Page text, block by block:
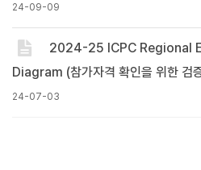
24-09-09
2024-25 ICPC Regional
Diagram (참가자격 확인을 위한 검
24-07-03